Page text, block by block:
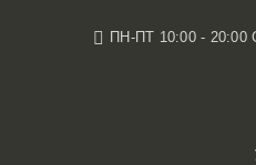
ПН-ПТ 10:00 - 20:00